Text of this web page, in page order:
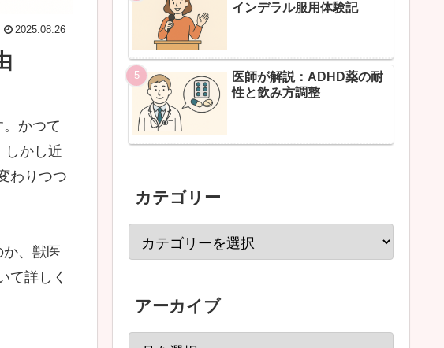
2025.08.26
かつて
しかし近
わりつつ
、獣医
て詳しく
インデラル服用体験記
医師が解説：ADHD薬の耐
性と飲み方調整
カテゴリー
アーカイブ